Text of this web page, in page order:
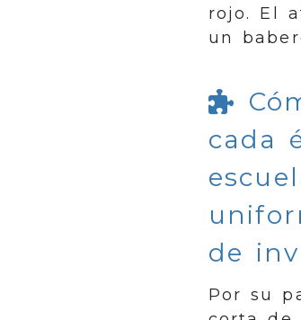
rojo. El
un
cada
de
Por su